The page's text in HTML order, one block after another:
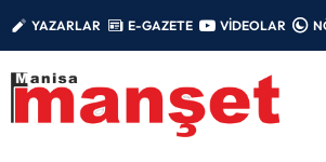
YAZARLAR E-GAZETE VİDEOLAR